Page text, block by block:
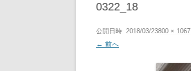
0322_18
公開日時: 2018/03/23800 × 1067
← 前へ